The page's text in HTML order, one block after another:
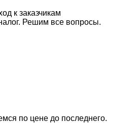
к заказчикам
Решим все вопросы.
по цене до последнего.